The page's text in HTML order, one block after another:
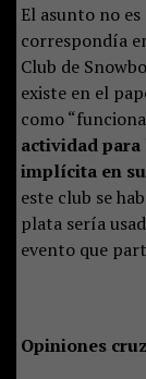
El asunto no
correspondía
Club de
existe en el
como
actividad para
implícita en
este club se
plata sería
evento que
Opiniones